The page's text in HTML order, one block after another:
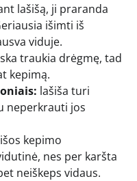
lašišą, ji praranda
išimti iš
viduje.
traukia drėgmę, tad
kepimą.
lašiša turi
neperkrauti jos
kepimo
nes per karšta
neiškeps vidaus.